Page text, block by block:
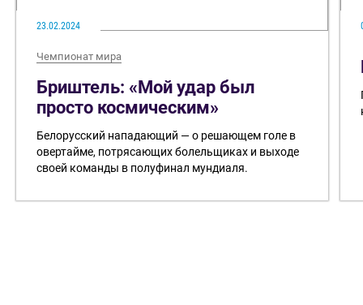
23.02.2024
Чемпионат мира
Бриштель: «Мой удар был
просто космическим»
Белорусский нападающий — о решающем голе в
овертайме, потрясающих болельщиках и выходе
своей команды в полуфинал мундиаля.